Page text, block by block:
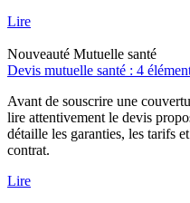
Lire
Nouveauté Mutuelle santé
Devis mutuelle santé : 4
Avant de souscrire une
lire attentivement le devis
détaille les garanties, les tarifs
contrat.
Lire